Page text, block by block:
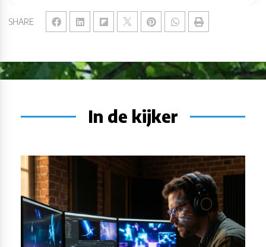
SHARE
In de kijker